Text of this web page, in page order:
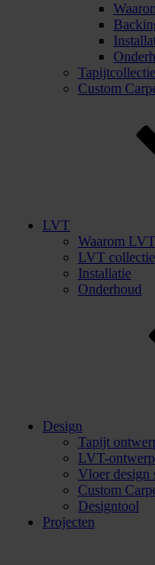
Custom
LVT
Waarom
LVT
Installatie
Onderhoud
Design
Tapijt
LVT-
Vloer design
Custom
Designtool
Projecten